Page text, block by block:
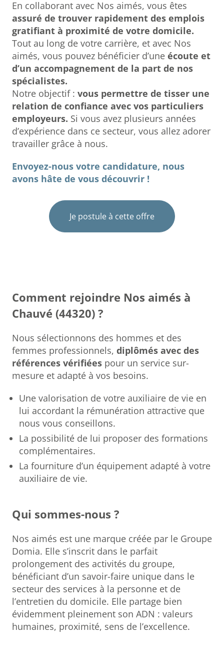
En collaborant avec Nos aimés, vous êtes
assuré de trouver rapidement des emplois
gratifiant à proximité de votre domicile.
Tout au long de votre carrière, et avec Nos
aimés, vous pouvez bénéficier d’une écoute et
d’un accompagnement de la part de nos
spécialistes.
Notre objectif : vous permettre de tisser une
relation de confiance avec vos particuliers
employeurs. Si vous avez plusieurs années
d’expérience dans ce secteur, vous allez adorer
travailler grâce à nous.
Envoyez-nous votre candidature, nous
avons hâte de vous découvrir !
Je postule à cette offre
Comment rejoindre Nos aimés à
Chauvé (44320) ?
Nous sélectionnons des hommes et des
femmes professionnels, diplômés avec des
références vérifiéespour un service sur-
mesure et adapté à vos besoins.
Une valorisation de votre auxiliaire de vie en
lui accordant la rémunération attractive que
nous vous conseillons.
La possibilité de lui proposer des formations
complémentaires.
La fourniture d’un équipement adapté à votre
auxiliaire de vie.
Qui sommes-nous ?
Nos aimés est une marque créée par le Groupe
Domia. Elle s’inscrit dans le parfait
prolongement des activités du groupe,
bénéficiant d’un savoir-faire unique dans le
secteur des services à la personne et de
l’entretien du domicile. Elle partage bien
évidemment pleinement son ADN : valeurs
humaines, proximité, sens de l’excellence.